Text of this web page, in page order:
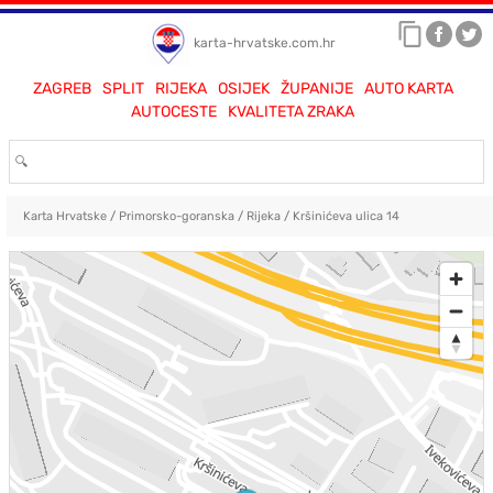
karta-hrvatske.com.hr
ZAGREB SPLIT RIJEKA OSIJEK ŽUPANIJE
AUTO KARTA
AUTOCESTE
KVALITETA ZRAKA
Karta Hrvatske/ Primorsko-goranska/ Rijeka/ Kršinićeva ulica 14